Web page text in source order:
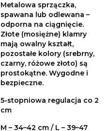
Metalowa sprzączka,
spawana lub odlewana –
odporna na ciągnięcie.
Złote (mosiężne) klamry
mają owalny kształt,
pozostałe kolory (srebrny,
czarny, różowe złoto) są
prostokątne. Wygodne i
bezpieczne.
5-stopniowa regulacja co 2
cm
M – 34–42 cm / L – 39–47